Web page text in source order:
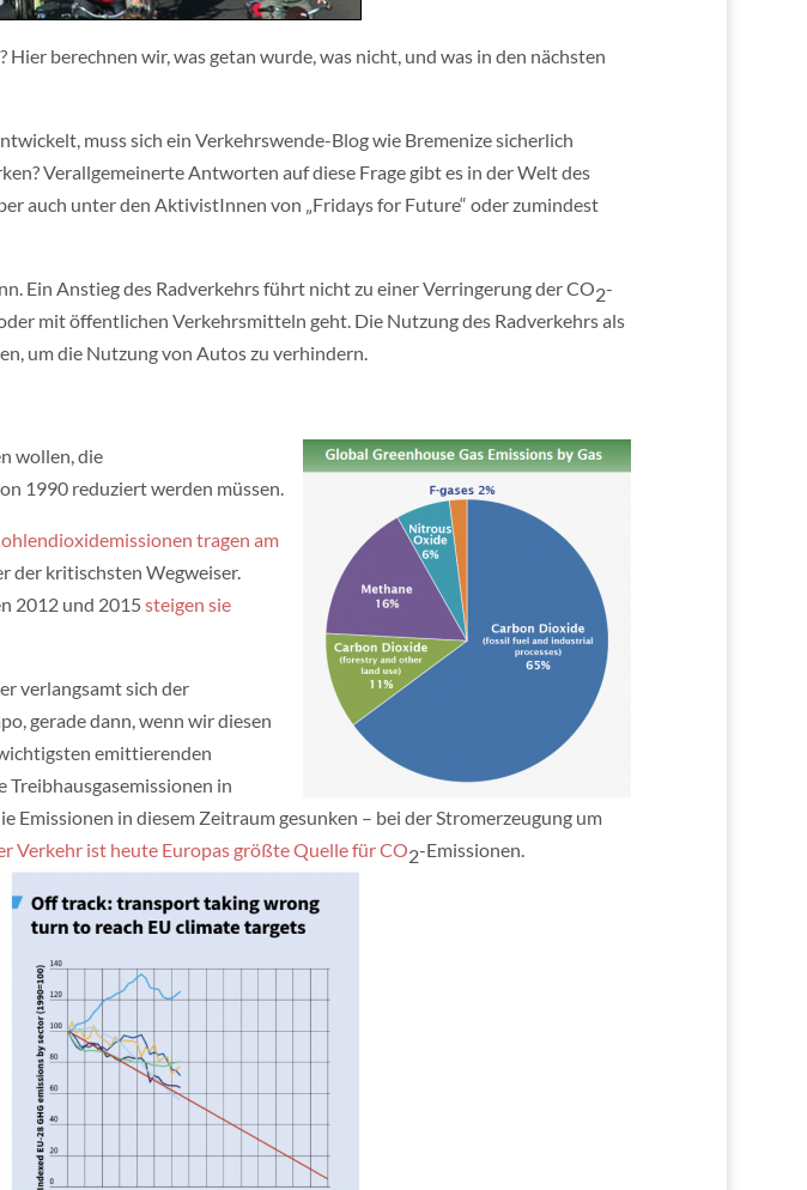
berechnen wir, was getan wurde, was nicht, und was in den nächsten
muss sich ein Verkehrswende-Blog wie Bremenize sicherlich
Verallgemeinerte Antworten auf diese Frage gibt es in der Welt des
auch unter den AktivistInnen von „Fridays for Future“ oder zumindest
Ein Anstieg des Radverkehrs führt nicht zu einer Verringerung der CO2-
mit öffentlichen Verkehrsmitteln geht. Die Nutzung des Radverkehrs als
um die Nutzung von Autos zu verhindern.
wollen, die
1990 reduziert werden müssen.
tragen am
der kritischsten Wegweiser.
2012 und 2015steigen sie
verlangsamt sich der
gerade dann, wenn wir diesen
emittierenden
Treibhausgasemissionen in
Emissionen in diesem Zeitraum gesunken – bei der Stromerzeugung um
Verkehr ist heute Europas größte Quelle für CO2-Emissionen.